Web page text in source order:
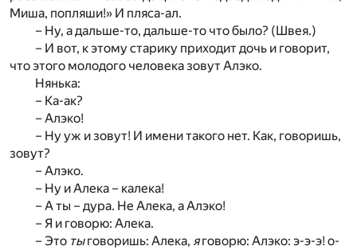
Миша, попляши!» И пляса-ал.
– Ну, а дальше-то, дальше-то что было? (Швея.)
– И вот, к этому старику приходит дочь и говорит,
что этого молодого человека зовут Алэко.
Нянька:
– Ка-ак?
– Алэко!
– Ну уж и зовут! И имени такого нет. Как, говоришь,
зовут?
– Алэко.
– Ну и Алека – калека!
– А ты – дура. Не Алека, а Алэко!
– Я и говорю: Алека.
– Это тыговоришь: Алека, яговорю: Алэко: э-э-э! о-